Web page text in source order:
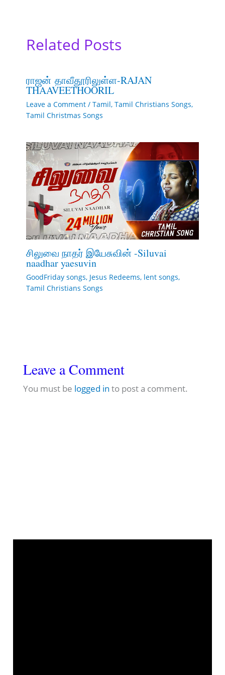
Related Posts
ராஜன் தாவீதூரிலுள்ள-RAJAN
THAAVEETHOORIL
Leave a Comment / Tamil, Tamil Christians Songs,
Tamil Christmas Songs
சிலுவை நாதர் இயேசுவின் -Siluvai
naadhar yaesuvin
GoodFriday songs, Jesus Redeems, lent songs,
Tamil Christians Songs
Leave a Comment
You must be logged in to post a comment.